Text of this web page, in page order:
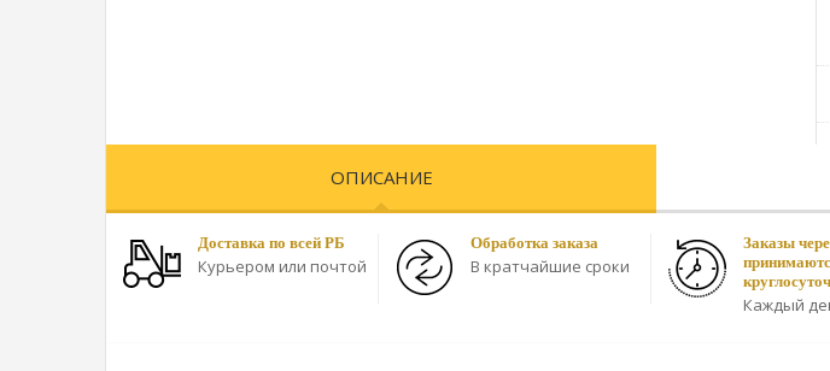
ОПИСАНИЕ
Доставка по всей РБ
Курьером или почтой
Обработка заказа
В кратчайшие сроки
Заказы
Каждый